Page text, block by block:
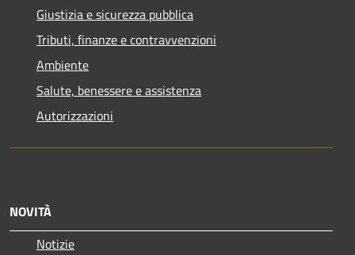
Giustizia e sicurezza pubblica
Tributi, finanze e contravvenzioni
Ambiente
Salute, benessere e assistenza
Autorizzazioni
NOVITÀ
Notizie